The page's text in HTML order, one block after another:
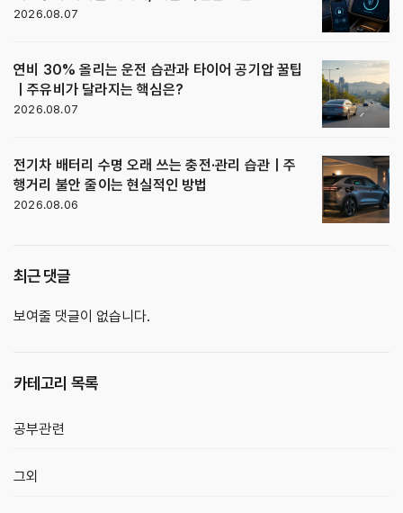
2026.08.07
연비 30% 올리는 운전 습관과 타이어 공기압 꿀팁
｜주유비가 달라지는 핵심은?
2026.08.07
전기차 배터리 수명 오래 쓰는 충전·관리 습관｜주
행거리 불안 줄이는 현실적인 방법
2026.08.06
최근 댓글
보여줄 댓글이 없습니다.
카테고리 목록
공부관련
그외